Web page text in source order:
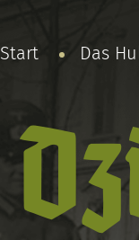
Start Das